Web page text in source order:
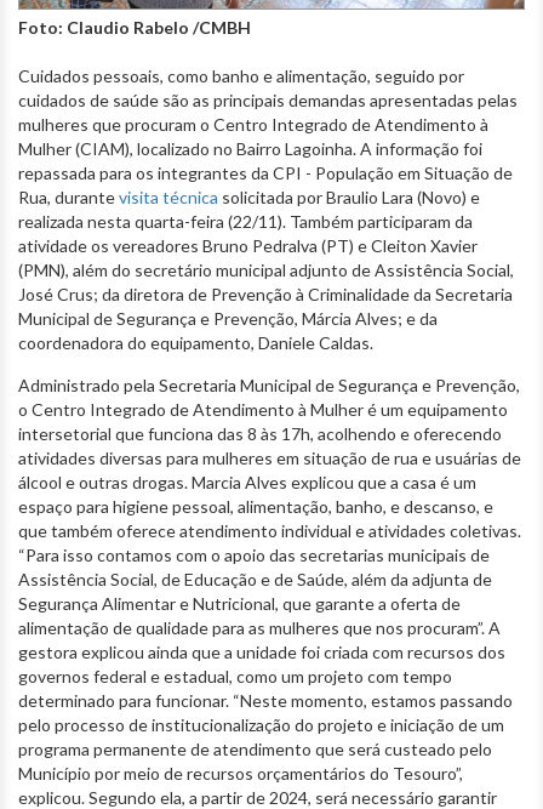
Foto: Claudio Rabelo /CMBH
Cuidados pessoais, como banho e alimentação, seguido por
cuidados de saúde são as principais demandas apresentadas pelas
mulheres que procuram o Centro Integrado de Atendimento à
Mulher (CIAM), localizado no Bairro Lagoinha. A informação foi
repassada para os integrantes da CPI - População em Situação de
Rua, durantevisita técnica solicitada por Braulio Lara (Novo) e
realizada nesta quarta-feira (22/11). Também participaram da
atividade os vereadores Bruno Pedralva (PT) e Cleiton Xavier
(PMN), além do secretário municipal adjunto de Assistência Social,
José Crus; da diretora de Prevenção à Criminalidade da Secretaria
Municipal de Segurança e Prevenção, Márcia Alves; e da
coordenadora do equipamento, Daniele Caldas.
Administrado pela Secretaria Municipal de Segurança e Prevenção,
o Centro Integrado de Atendimento à Mulher é um equipamento
intersetorial que funciona das 8 às 17h, acolhendo e oferecendo
atividades diversas para mulheres em situação de rua e usuárias de
álcool e outras drogas. Marcia Alves explicou que a casa é um
espaço para higiene pessoal, alimentação, banho, e descanso, e
que também oferece atendimento individual e atividades coletivas.
“Para isso contamos com o apoio das secretarias municipais de
Assistência Social, de Educação e de Saúde, além da adjunta de
Segurança Alimentar e Nutricional, que garante a oferta de
alimentação de qualidade para as mulheres que nos procuram”. A
gestora explicou ainda que a unidade foi criada com recursos dos
governos federal e estadual, como um projeto com tempo
determinado para funcionar. “Neste momento, estamos passando
pelo processo de institucionalização do projeto e iniciação de um
programa permanente de atendimento que será custeado pelo
Município por meio de recursos orçamentários do Tesouro”,
explicou. Segundo ela, a partir de 2024, será necessário garantir